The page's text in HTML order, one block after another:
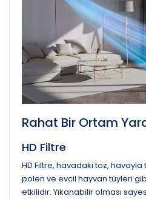
Rahat Bir Ortam
HD Filtre
HD Filtre, havadaki toz,
polen ve evcil hayvan tüyleri
etkilidir. Yıkanabilir olması